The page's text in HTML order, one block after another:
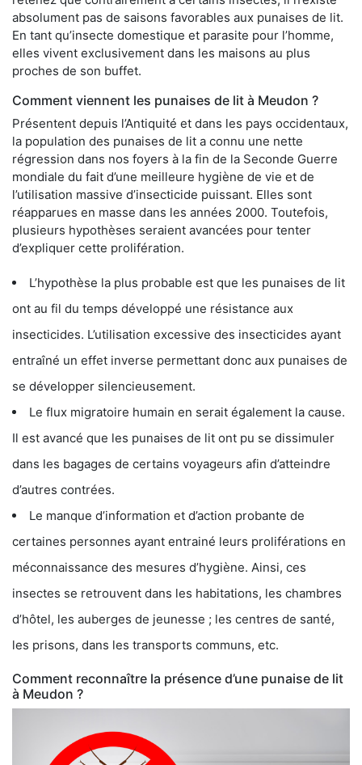
absolument pas de saisons favorables aux punaises de lit.
En tant qu’insecte domestique et parasite pour l’homme,
elles vivent exclusivement dans les maisons au plus
proches de son buffet.
Comment viennent les punaises de lit à Meudon ?
Présentent depuis l’Antiquité et dans les pays occidentaux,
la population des punaises de lit a connu une nette
régression dans nos foyers à la fin de la Seconde Guerre
mondiale du fait d’une meilleure hygiène de vie et de
l’utilisation massive d’insecticide puissant. Elles sont
réapparues en masse dans les années 2000. Toutefois,
plusieurs hypothèses seraient avancées pour tenter
d’expliquer cette prolifération.
L’hypothèse la plus probable est que les punaises de lit
ont au fil du temps développé une résistance aux
insecticides. L’utilisation excessive des insecticides ayant
entraîné un effet inverse permettant donc aux punaises de
se développer silencieusement.
Le flux migratoire humain en serait également la cause.
Il est avancé que les punaises de lit ont pu se dissimuler
dans les bagages de certains voyageurs afin d’atteindre
d’autres contrées.
Le manque d’information et d’action probante de
certaines personnes ayant entrainé leurs proliférations en
méconnaissance des mesures d’hygiène. Ainsi, ces
insectes se retrouvent dans les habitations, les chambres
d’hôtel, les auberges de jeunesse ; les centres de santé,
les prisons, dans les transports communs, etc.
Comment reconnaître la présence d’une punaise de lit
à Meudon ?